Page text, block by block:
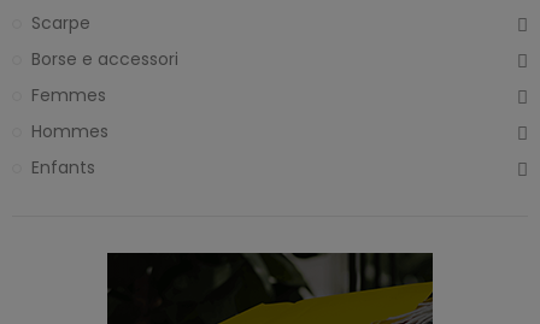
Scarpe
Borse e accessori
Femmes
Hommes
Enfants